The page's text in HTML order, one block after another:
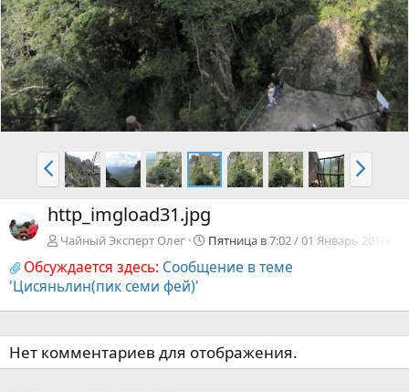
http_imgload31.jpg
Чайный Эксперт Олег Пятница в 7:02 / 01 Январь 2010г.
Обсуждается здесь: Сообщение в теме
'Цисяньлин(пик семи фей)'
Нет комментариев для отображения.